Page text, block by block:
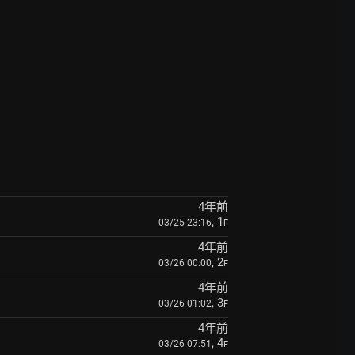
4年前
03/25 23:16, 1 F
4年前
03/26 00:00, 2F
4年前
03/26 01:02, 3F
4年前
03/26 07:51 , 4F